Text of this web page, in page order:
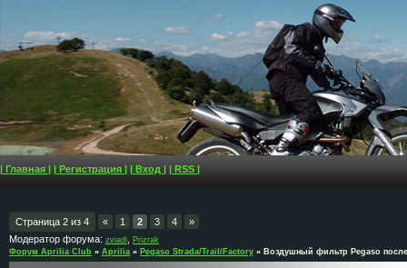
| Главная | | Регистрация | | Вход | | RSS |
Страница 2 из 4 « 1 2 3 4
»
Модератор форума: zviadi
Prizrak
Форум Aprilia Club » Aprilia » Pegaso Strada/Trail/Factory » Воздушный фильтр Pegaso после